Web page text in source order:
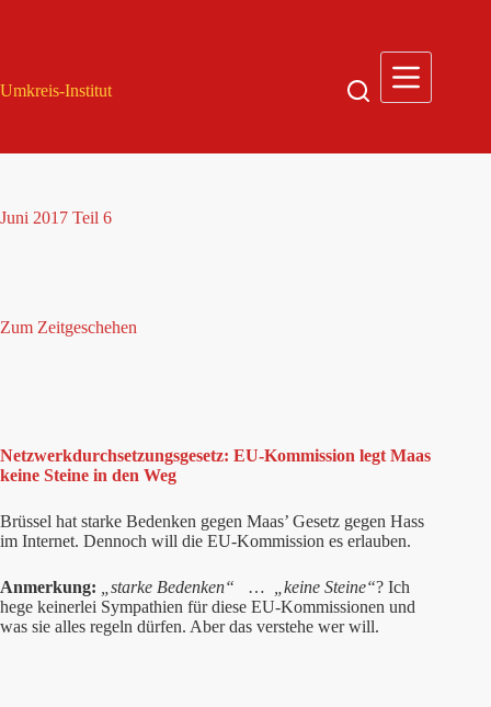
Umkreis-Institut
Juni 2017 Teil 6
Zum Zeitgeschehen
Netzwerkdurchsetzungsgesetz: EU-Kommission legt Maas
keine Steine in den Weg
Brüssel hat starke Bedenken gegen Maas’ Gesetz gegen Hass
im Internet. Dennoch will die EU-Kommission es erlauben.
Anmerkung: „starke Bedenken“ … „keine Steine“? Ich
hege keinerlei Sympathien für diese EU-Kommissionen und
was sie alles regeln dürfen. Aber das verstehe wer will.